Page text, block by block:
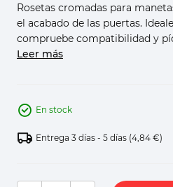
Rosetas cromadas para
el acabado de las puertas.
compruebe compatibilidad y
Leer más
En stock
Entrega 3 días - 5 días (4,84 €)